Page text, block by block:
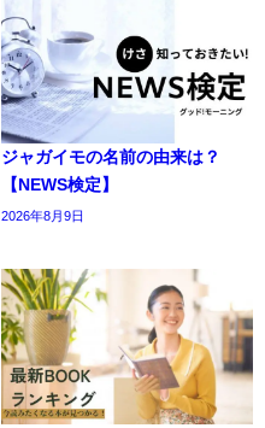
ジャガイモの名前の由来は？
【NEWS検定】
2026年8月9日